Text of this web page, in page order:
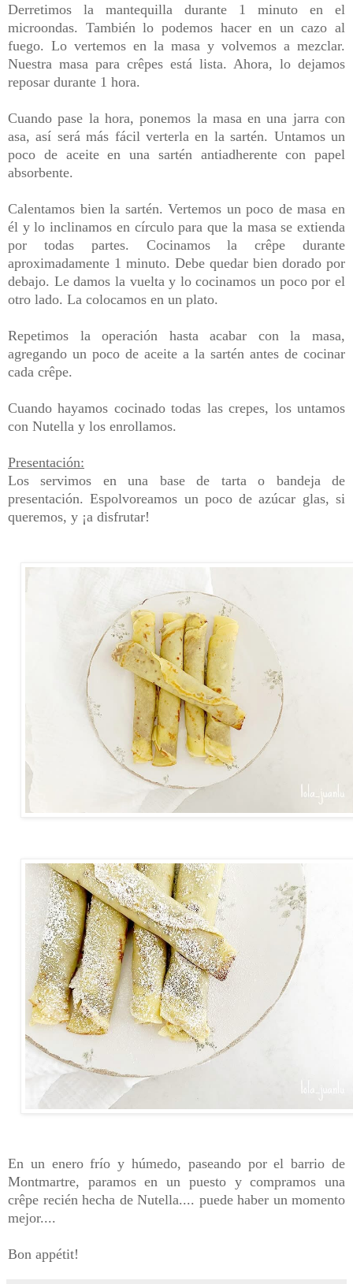
Derretimos la mantequilla durante 1 minuto en el
microondas. También lo podemos hacer en un cazo al
fuego. Lo vertemos en la masa y volvemos a mezclar.
Nuestra masa para crêpes está lista. Ahora, lo dejamos
reposar durante 1 hora.
Cuando pase la hora, ponemos la masa en una jarra con
asa, así será más fácil verterla en la sartén. Untamos un
poco de aceite en una sartén antiadherente con papel
absorbente.
Calentamos bien la sartén. Vertemos un poco de masa en
él y lo inclinamos en círculo para que la masa se extienda
por todas partes. Cocinamos la crêpe durante
aproximadamente 1 minuto. Debe quedar bien dorado por
debajo. Le damos la vuelta y lo cocinamos un poco por el
otro lado. La colocamos en un plato.
Repetimos la operación hasta acabar con la masa,
agregando un poco de aceite a la sartén antes de cocinar
cada crêpe.
Cuando hayamos cocinado todas las crepes, los untamos
con Nutella y los enrollamos.
Presentación:
Los servimos en una base de tarta o bandeja de
presentación. Espolvoreamos un poco de azúcar glas, si
queremos, y ¡a disfrutar!
En un enero frío y húmedo, paseando por el barrio de
Montmartre, paramos en un puesto y compramos una
crêpe recién hecha de Nutella.... puede haber un momento
mejor....
Bon appétit!